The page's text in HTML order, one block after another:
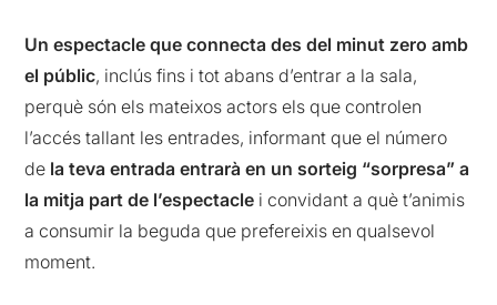
Un espectacle que connecta des del minut zero amb
el públic, inclús fins i tot abans d’entrar a la sala,
perquè són els mateixos actors els que controlen
l’accés tallant les entrades, informant que el número
de la teva entrada entrarà en un sorteig “sorpresa” a
la mitja part de l’espectacle i convidant a què t’animis
a consumir la beguda que prefereixis en qualsevol
moment.